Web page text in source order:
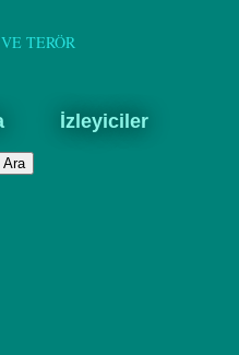
TERÖR
İzleyiciler